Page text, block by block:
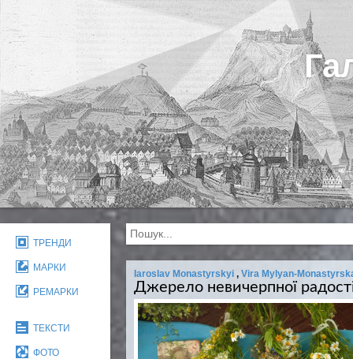
ТРЕНДИ
МАРКИ
РЕМАРКИ
ТЕКСТИ
ФОТО
Iaroslav Monastyrskyi , Vira Mylyan-
Джерело невичерпної